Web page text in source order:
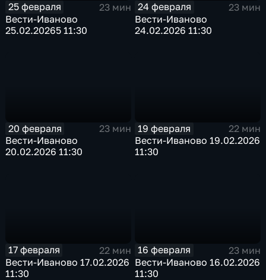
25 февраля
23 мин
Вести-Иваново
25.02.20265 11:30
24 февраля
23 мин
Вести-Иваново
24.02.2026 11:30
20 февраля
23 мин
Вести-Иваново
20.02.2026 11:30
19 февраля
22 мин
Вести-Иваново 19.02.2026
11:30
17 февраля
22 мин
Вести-Иваново 17.02.2026
11:30
16 февраля
23 мин
Вести-Иваново 16.02.2026
11:30